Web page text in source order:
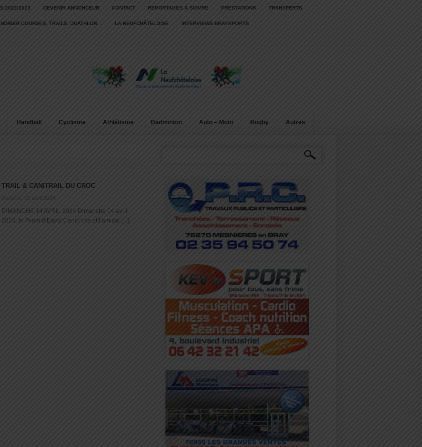
2022/2023 DEVENIR ANNONCEUR CONTACT REPORTAGES À SUIVRE PRESTATIONS TRANSFERTS
COURSES, TRAILS, DUATHLON… LA NEUFCHÂTELOISE INTERVIEWS BRAYSPORTS
Handball Cyclisme Athlétisme Badminton Auto – Moto Rugby Autres
TRAIL & CANITRAIL DU CROC
Posté le: 15 avril 2024
DIMANCHE 14 AVRIL 2024 Dimanche 14 avril
2024, le Team d’Eawy Canicross et l’amical [...]